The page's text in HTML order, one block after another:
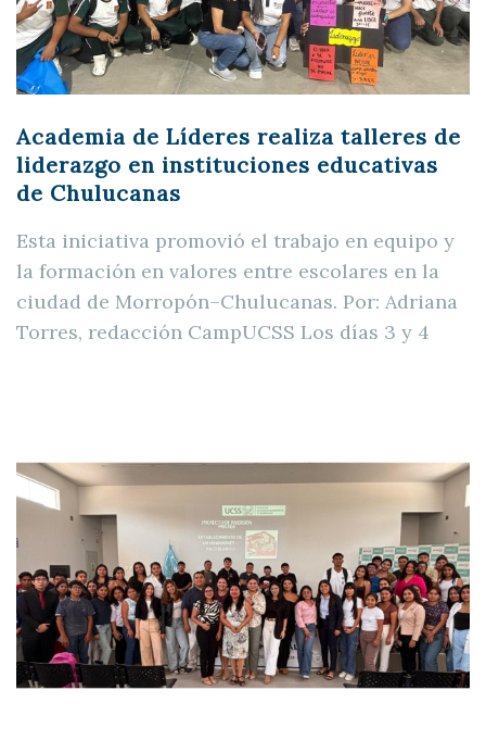
Academia de Líderes realiza talleres de
liderazgo en instituciones educativas
de Chulucanas
Esta iniciativa promovió el trabajo en equipo y
la formación en valores entre escolares en la
ciudad de Morropón–Chulucanas. Por: Adriana
Torres, redacción CampUCSS Los días 3 y 4